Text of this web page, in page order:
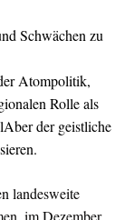
Schwächen zu
Atompolitik,
Rolle als
Aber der geistliche
landesweite
im Dezember